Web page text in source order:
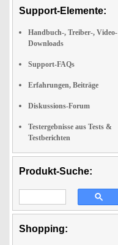
Support-Elemente:
Handbuch-, Treiber-, Video-
Downloads
Support-FAQs
Erfahrungen, Beiträge
Diskussions-Forum
Testergebnisse aus Tests &
Testberichten
Produkt-Suche:
Shopping: